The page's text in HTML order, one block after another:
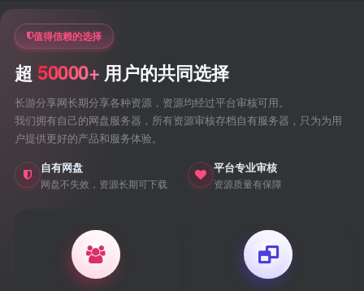
值得信赖的选择
超50000+ 用户的共同选择
长游分享网长期分享各种资源，资源均经过平台审核可用。
我们拥有自己的网盘服务器，所有资源审核存档自有服务器，只为为用
户提供更好的产品和服务体验。
自有网盘
网盘不失效，资源长期可下载
平台专业审核
资源质量有保障